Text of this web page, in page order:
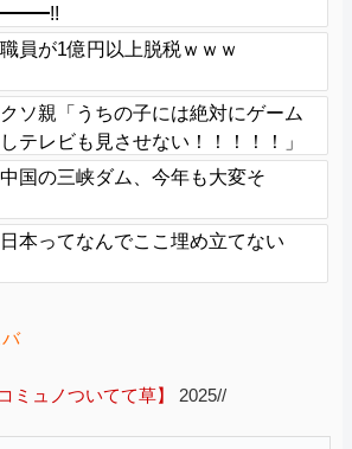
員が1億円以上脱税ｗｗｗ
クソ親「うちの子には絶対にゲーム
テレビも見させない！！！！！」
中国の三峡ダム、今年も大変そ
日本ってなんでここ埋め立てない
ミュノついてて草】 2025//